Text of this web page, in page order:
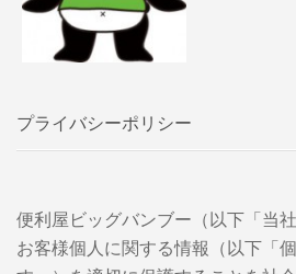
プライバシーポリシー
便利屋ビッグバンブー（以下「当
お客様個人に関する情報（以下「